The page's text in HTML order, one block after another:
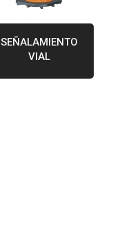
SEÑALAMIENTO
VIAL